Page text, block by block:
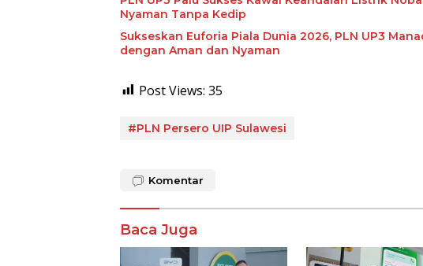
Nyaman Tanpa Kedip
Sukseskan Euforia Piala Dunia 2026, PLN UP3
dengan Aman dan Nyaman
Post Views: 35
#PLN Persero UIP Sulawesi
Komentar
Baca Juga